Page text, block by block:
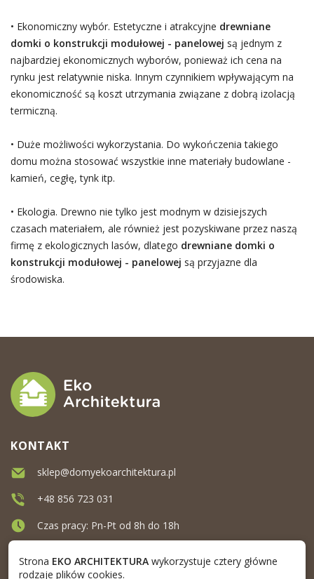
• Ekonomiczny wybór. Estetyczne i atrakcyjne drewniane
domki o konstrukcji modułowej - panelowej są jednym z
najbardziej ekonomicznych wyborów, ponieważ ich cena na
rynku jest relatywnie niska. Innym czynnikiem wpływającym na
ekonomiczność są koszt utrzymania związane z dobrą izolacją
termiczną.
• Duże możliwości wykorzystania. Do wykończenia takiego
domu można stosować wszystkie inne materiały budowlane -
kamień, cegłę, tynk itp.
• Ekologia. Drewno nie tylko jest modnym w dzisiejszych
czasach materiałem, ale również jest pozyskiwane przez naszą
firmę z ekologicznych lasów, dlatego drewniane domki o
konstrukcji modułowej - panelowej są przyjazne dla
środowiska.
KONTAKT
sklep@domyekoarchitektura.pl
+48 856 723 031
Czas pracy: Pn-Pt od 8h do 18h
Strona EKO ARCHITEKTURAwykorzystuje cztery główne
rodzaje plików cookies.